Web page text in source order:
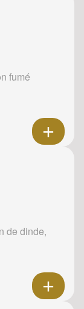
fumé
de dinde,